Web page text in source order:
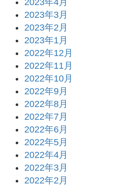
2023年3月
2023年2月
2023年1月
2022年12月
2022年11月
2022年10月
2022年9月
2022年8月
2022年7月
2022年6月
2022年5月
2022年4月
2022年3月
2022年2月